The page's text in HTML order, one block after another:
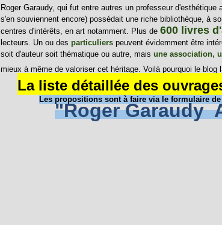
Roger Garaudy, qui fut entre autres un professeur
s'en souviennent encore) possédait une riche bibliothèque, à
centres d'intérêts, en art notamment. Plus de 600 livres
lecteurs. Un ou des particuliers peuvent évidemment être
soit d'auteur soit thématique ou autre, mais une association,
mieux à même de valoriser cet héritage. Voilà pourquoi le blog
La liste détaillée des
Les propositions sont à faire via le formulaire
"Roger Garaudy